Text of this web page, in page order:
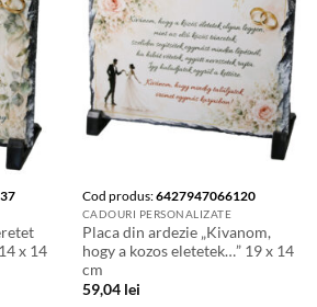
x 14
Cod produs:6427947066120
CADOURI PERSONALIZATE
Placa din ardezie „Kivanom,
hogy a kozos eletetek…” 19 x 14
cm
59,04 lei